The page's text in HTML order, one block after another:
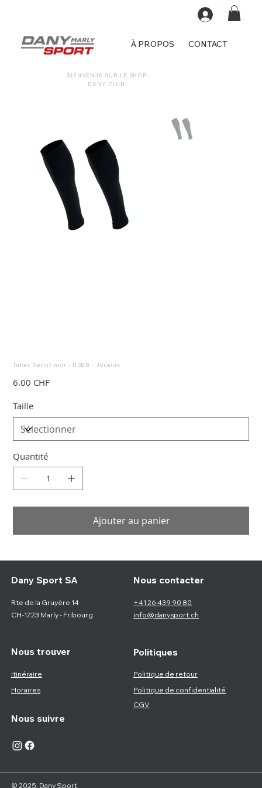
DANY CLUB
BIENVENUE SUR LE SHOP
À PROPOS CONTACT
Tubes Sprint noir - USBB - Joueurs
6.00 CHF
Taille
Quantité
Ajouter au panier
Nous trouver
Itinéraire
Dany Sport SA
Rte de la Gruyère 14
CH-1723 Marly - Fribourg
Nous suivre
© 2025, Dany Sport
Horaires
Politiques
Politique de retour
Nous contacter
+41 26 439 90 80
info@danysport.ch
Politique de confidentialité
CGV